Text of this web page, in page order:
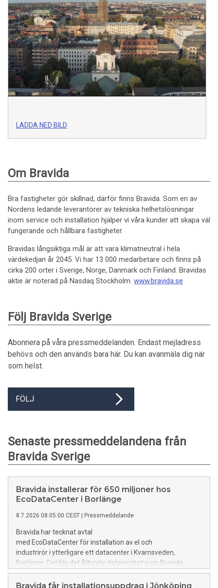
LADDA NED BILD
Om Bravida
Bra fastigheter gör skillnad, därför finns Bravida. Som en av
Nordens ledande leverantörer av tekniska helhetslösningar
inom service och installation hjälper vi våra kunder att skapa väl
fungerande och hållbara fastigheter.
Bravidas långsiktiga mål är att vara klimatneutral i hela
värdekedjan år 2045. Vi har 13 000 medarbetare och finns på
cirka 200 orter i Sverige, Norge, Danmark och Finland. Bravidas
aktie är noterad på Nasdaq Stockholm. www.bravida.se
Följ Bravida Sverige
Abonnera på våra pressmeddelanden. Endast mejladress
behövs och den används bara här. Du kan avanmäla dig när
som helst.
FÖLJ
Senaste pressmeddelandena från
Bravida Sverige
Bravida installerar för 650 miljoner hos
EcoDataCenter i Borlänge
8.7.2026 08:05:00 CEST Pressmeddelande
Bravida har tecknat avtal
med EcoDataCenter för installation av el och
industrirör i ytterligare ett datacenter i Kvarnsveden,
Borlänge. Det blir det åttonde datacentret som Bravida
installerar i för EcoDataCenter.
Bravida får installationsuppdrag i Jönköping